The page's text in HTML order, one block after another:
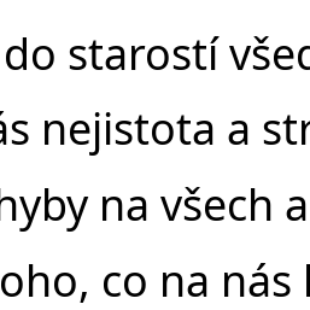
starostí
nejistota a
na všech
co na